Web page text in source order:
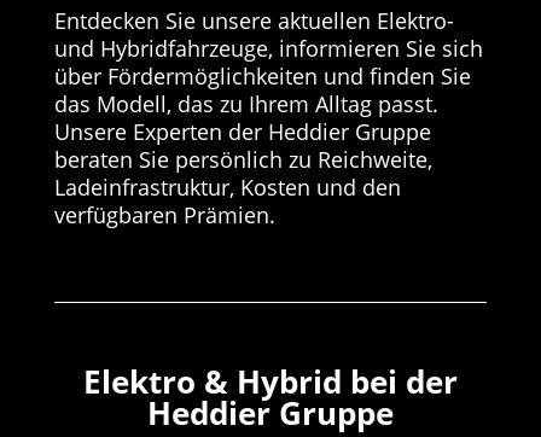
Entdecken Sie unsere aktuellen Elektro-
und Hybridfahrzeuge, informieren Sie sich
über Fördermöglichkeiten und finden Sie
das Modell, das zu Ihrem Alltag passt.
Unsere Experten der Heddier Gruppe
beraten Sie persönlich zu Reichweite,
Ladeinfrastruktur, Kosten und den
verfügbaren Prämien.
Elektro & Hybrid bei der
Heddier Gruppe